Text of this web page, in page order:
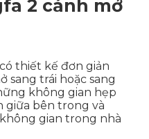
2 cánh mở
thiết kế đơn giản
sang trái hoặc sang
không gian hẹp
giữa bên trong và
gian trong nhà